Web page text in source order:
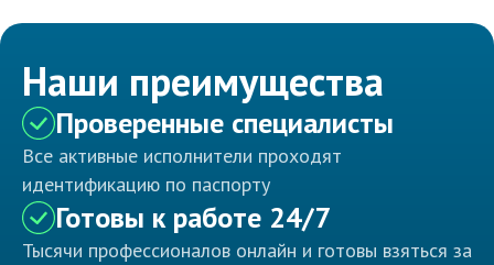
Наши преимущества
Проверенные специалисты
Все активные исполнители проходят
идентификацию по паспорту
Готовы к работе 24/7
Тысячи профессионалов онлайн и готовы взяться за